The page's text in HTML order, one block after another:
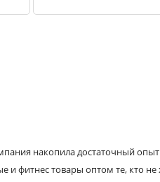
накопила достаточный
и фитнес товары оптом те, кто не